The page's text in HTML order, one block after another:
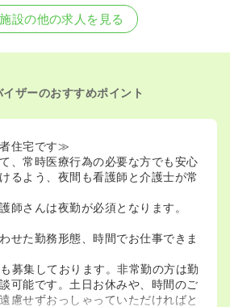
師の募集を休止
師を募集中
設の他の求人を見る
ザーのおすすめポイント
住宅です≫
、常時医療行為の必要な方でも安心
るよう、夜間も看護師と介護士が常
師さんは夜勤が必須となります。
せた勤務形態、時間でお仕事できま
募集しております。非常勤の方は勤
可能です。土日お休みや、時間のご
慮せずおっしゃっていただければと